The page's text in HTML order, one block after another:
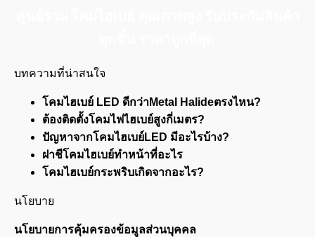
บทความที่น่าสนใจ
โคมไฮเบย์ LED ดีกว่าMetal Halideตรงไหน?
ต้องติดตั้งโคมไฟไฮเบย์สูงกี่เมตร?
ปัญหาจากโคมไฮเบย์LED มีอะไรบ้าง?
ฝาชีโคมไฮเบย์ทำหน้าที่อะไร
โคมไฮเบย์กระพริบเกิดจากอะไร?
นโยบาย
นโยบายการคุ้มครองข้อมูลส่วนบุคคล